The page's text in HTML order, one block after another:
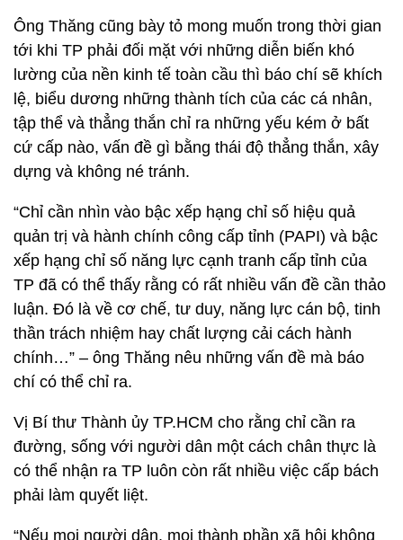
Ông Thăng cũng bày tỏ mong muốn trong thời gian
tới khi TP phải đối mặt với những diễn biến khó
lường của nền kinh tế toàn cầu thì báo chí sẽ khích
lệ, biểu dương những thành tích của các cá nhân,
tập thể và thẳng thắn chỉ ra những yếu kém ở bất
cứ cấp nào, vấn đề gì bằng thái độ thẳng thắn, xây
dựng và không né tránh.
“Chỉ cần nhìn vào bậc xếp hạng chỉ số hiệu quả
quản trị và hành chính công cấp tỉnh (PAPI) và bậc
xếp hạng chỉ số năng lực cạnh tranh cấp tỉnh của
TP đã có thể thấy rằng có rất nhiều vấn đề cần thảo
luận. Đó là về cơ chế, tư duy, năng lực cán bộ, tinh
thần trách nhiệm hay chất lượng cải cách hành
chính…” – ông Thăng nêu những vấn đề mà báo
chí có thể chỉ ra.
Vị Bí thư Thành ủy TP.HCM cho rằng chỉ cần ra
đường, sống với người dân một cách chân thực là
có thể nhận ra TP luôn còn rất nhiều việc cấp bách
phải làm quyết liệt.
“Nếu mọi người dân, mọi thành phần xã hội không